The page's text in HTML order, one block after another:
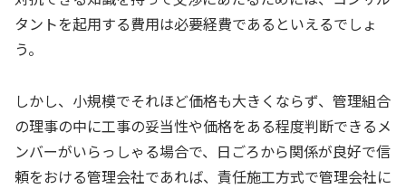
タントを起用する費用は必要経費であるといえるでしょ
う。
しかし、小規模でそれほど価格も大きくならず、管理組合
の理事の中に工事の妥当性や価格をある程度判断できるメ
ンバーがいらっしゃる場合で、日ごろから関係が良好で信
頼をおける管理会社であれば、責任施工方式で管理会社に